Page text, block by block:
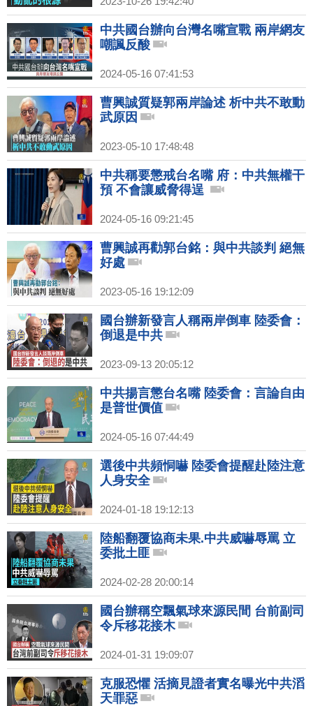
中共國台辦向台灣名嘴宣戰 兩岸網友
嘲諷反酸
2024-05-16 07:41:53
曹興誠質疑郭兩岸論述 析中共不敢動
武原因
2023-05-10 17:48:48
中共稱要懲戒台名嘴 府：中共無權干
預 不會讓威脅得逞
2024-05-16 09:21:45
曹興誠再勸郭台銘：與中共談判 絕無
好處
2023-05-16 19:12:09
國台辦新發言人稱兩岸倒車 陸委會：
倒退是中共
2023-09-13 20:05:12
中共揚言懲台名嘴 陸委會：言論自由
是普世價值
2024-05-16 07:44:49
選後中共頻恫嚇 陸委會提醒赴陸注意
人身安全
2024-01-18 19:12:13
陸船翻覆協商未果.中共威嚇辱罵 立
委批土匪
2024-02-28 20:00:14
國台辦稱空飄氣球來源民間 台前副司
令斥移花接木
2024-01-31 19:09:07
克服恐懼 活摘見證者實名曝光中共滔
天罪惡